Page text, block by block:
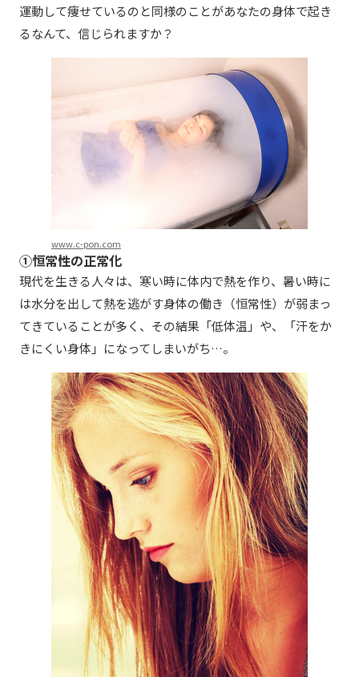
運動して痩せているのと同様のことがあなたの身体で起き
るなんて、信じられますか？
www.c-pon.com
①恒常性の正常化
現代を生きる人々は、寒い時に体内で熱を作り、暑い時に
は水分を出して熱を逃がす身体の働き（恒常性）が弱まっ
てきていることが多く、その結果「低体温」や、「汗をか
きにくい身体」になってしまいがち…。